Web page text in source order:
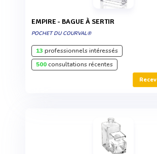
EMPIRE - BAGUE À SERTIR
POCHET DU COURVAL®
13 professionnels intéressés
500consultations récentes